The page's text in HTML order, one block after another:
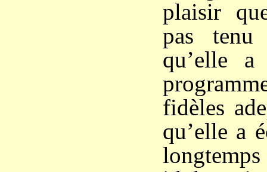
plaisir
pas tenu
qu’elle
fidèles
qu’elle a